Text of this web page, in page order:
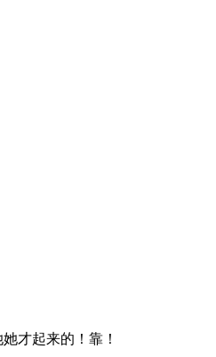
才起来的！靠！